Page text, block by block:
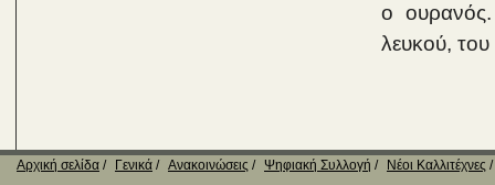
ο ουρανός.
λευκού,
Αρχική σελίδα Γενικά Ανακοινώσεις Ψηφιακή Συλλογή
Νέοι Καλλιτέχνες